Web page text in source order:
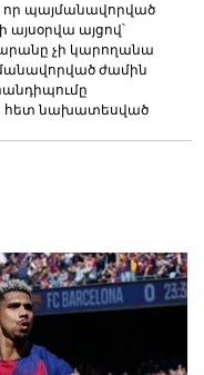
որ պայմանավորված
այսօրվա այցով՝
չի կարողանա
ժամին
հետ նախատեսված